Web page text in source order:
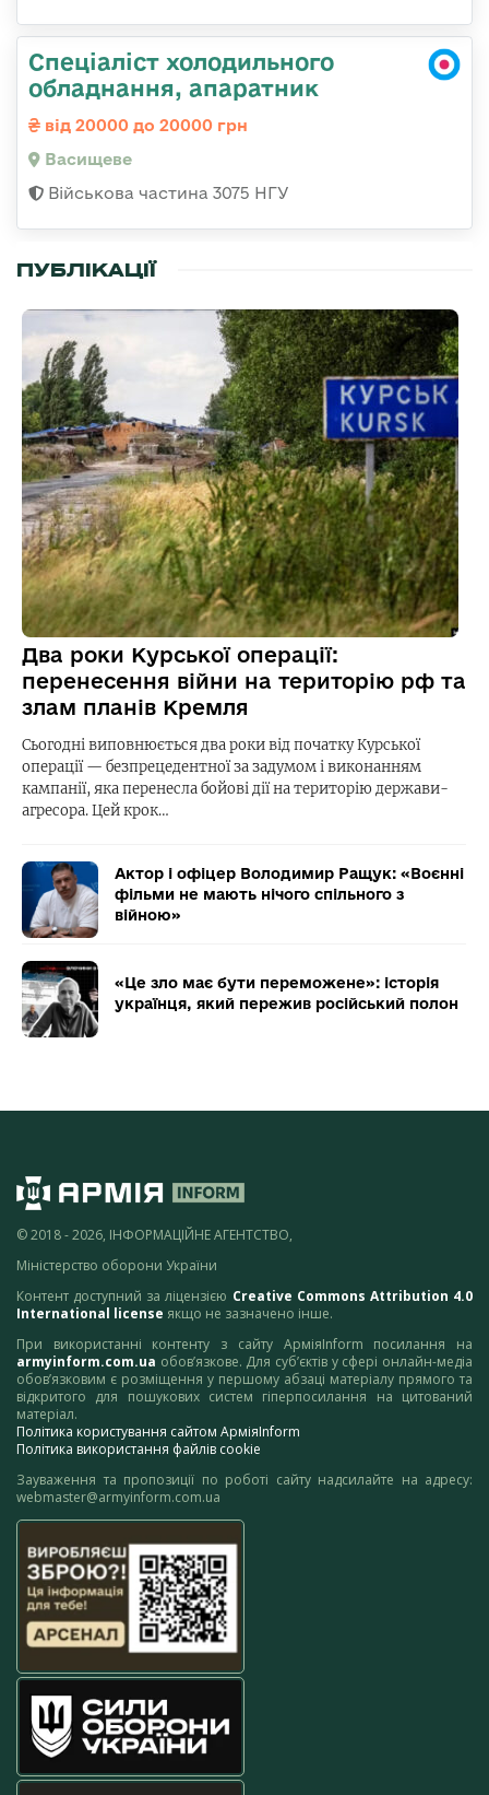
Спеціаліст холодильного
обладнання, апаратник
від 20000 до 20000 грн
Васищеве
Військова частина 3075 НГУ
ПУБЛІКАЦІЇ
Два роки Курської операції:
перенесення війни на територію рф та
злам планів Кремля
Сьогодні виповнюється два роки від початку Курської
операції — безпрецедентної за задумом і виконанням
кампанії, яка перенесла бойові дії на територію держави-
агресора. Цей крок…
Актор і офіцер Володимир Ращук: «Воєнні
фільми не мають нічого спільного з
війною»
«Це зло має бути переможене»: історія
українця, який пережив російський полон
© 2018 - 2026, ІНФОРМАЦІЙНЕ АГЕНТСТВО,
Міністерство оборони України
Контент доступний за ліцензією Creative Commons Attribution 4.0
International license якщо не зазначено інше.
При використанні контенту з сайту АрміяInform посилання на
armyinform.com.ua обов’язкове. Для суб’єктів у сфері онлайн-медіа
обов’язковим є розміщення у першому абзаці матеріалу прямого та
відкритого для пошукових систем гіперпосилання на цитований
матеріал.
Політика користування сайтом АрміяInform
Політика використання файлів cookie
Зауваження та пропозиції по роботі сайту надсилайте на адресу:
webmaster@armyinform.com.ua